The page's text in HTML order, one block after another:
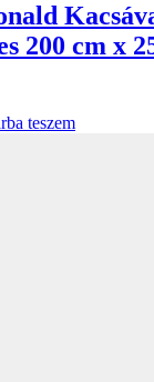
200 cm x
teszem